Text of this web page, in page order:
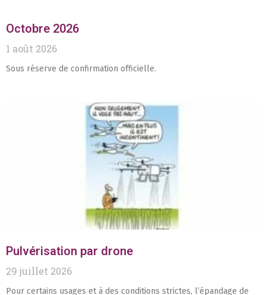
Octobre 2026
1 août 2026
Sous réserve de confirmation officielle.
Pulvérisation par drone
29 juillet 2026
Pour certains usages et à des conditions strictes, l’épandage de